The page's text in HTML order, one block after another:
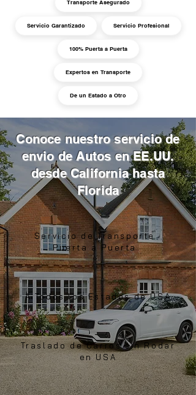
Transporte Asegurado
Servicio Garantizado Servicio Profesional
100% Puerta a Puerta
Expertos en Transporte
De un Estado a Otro
Conoce nuestro servicio de
envio de Autos en EE.UU.
desde California hasta
Florida
Servicio de Transporte
Puerta a Puerta
A Todos los Estados de USA
Traslado de Carros sin Rodar
en USA